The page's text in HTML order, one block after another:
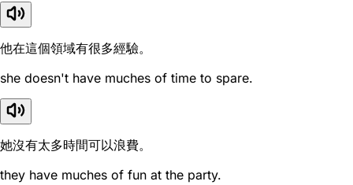
他在這個領域有很多經驗。
she doesn't have muches of time to spare.
她沒有太多時間可以浪費。
they have muches of fun at the party.